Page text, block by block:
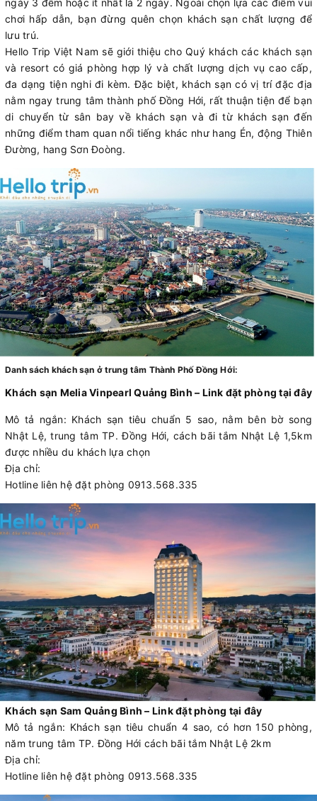
chơi hấp dẫn, bạn đừng quên chọn khách sạn chất lượng để
lưu trú.
Hello Trip Việt Nam sẽ giới thiệu cho Quý khách các khách sạn
và resort có giá phòng hợp lý và chất lượng dịch vụ cao cấp,
đa dạng tiện nghi đi kèm. Đặc biệt, khách sạn có vị trí đặc địa
nằm ngay trung tâm thành phố Đồng Hới, rất thuận tiện để bạn
di chuyển từ sân bay về khách sạn và đi từ khách sạn đến
những điểm tham quan nổi tiếng khác như hang Én, động Thiên
Đường, hang Sơn Đoòng.
Danh sách khách sạn ở trung tâm Thành Phố Đồng Hới:
Khách sạn Melia Vinpearl Quảng Bình – Link đặt phòng tại đây
Mô tả ngắn: Khách sạn tiêu chuẩn 5 sao, nằm bên bờ song
Nhật Lệ, trung tâm TP. Đồng Hới, cách bãi tắm Nhật Lệ 1,5km
được nhiều du khách lựa chọn
Địa chỉ:
Hotline liên hệ đặt phòng 0913.568.335
Khách sạn Sam Quảng Bình – Link đặt phòng tại đây
Mô tả ngắn: Khách sạn tiêu chuẩn 4 sao, có hơn 150 phòng,
năm trung tâm TP. Đồng Hới cách bãi tắm Nhật Lệ 2km
Địa chỉ:
Hotline liên hệ đặt phòng 0913.568.335